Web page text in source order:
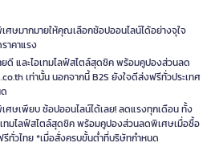
ศษมากมายให้คุณเลือกช้อปออนไลน์ได้อย่างจุใจ
าคาแรง
ดี และไอเทมไลฟ์สไตล์สุดชิค พร้อมคูปองส่วนลด
เท่านั้น นอกจากนี้ B2S ยังใจดีส่งฟรีทั่วประเทศ
ศษเพียบ ช้อปออนไลน์ได้เลย! ลดแรงทุกเดือน ทั้ง
ทมไลฟ์สไตล์สุดชิค พร้อมคูปองส่วนลดพิเศษเมื่อซื้อ
รีทั่วไทย *เมื่อสั่งครบขั้นต่ำที่บริษัทกำหนด